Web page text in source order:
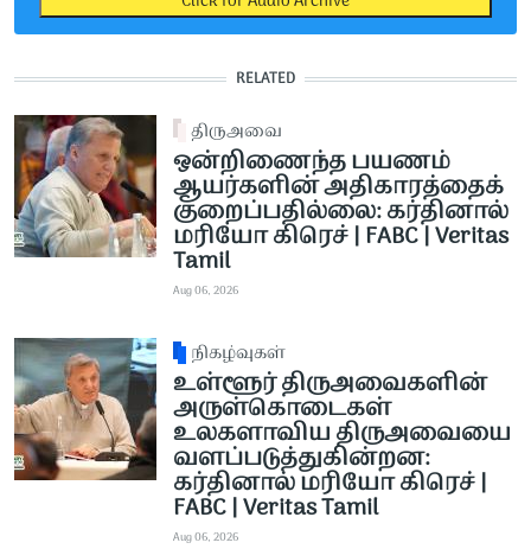
RELATED
திருஅவை
ஒன்றிணைந்த பயணம்
ஆயர்களின் அதிகாரத்தைக்
குறைப்பதில்லை: கர்தினால்
மரியோ கிரெச் | FABC | Veritas
Tamil
Aug 06, 2026
நிகழ்வுகள்
உள்ளூர் திருஅவைகளின்
அருள்கொடைகள்
உலகளாவிய திருஅவையை
வளப்படுத்துகின்றன:
கர்தினால் மரியோ கிரெச் |
FABC | Veritas Tamil
Aug 06, 2026